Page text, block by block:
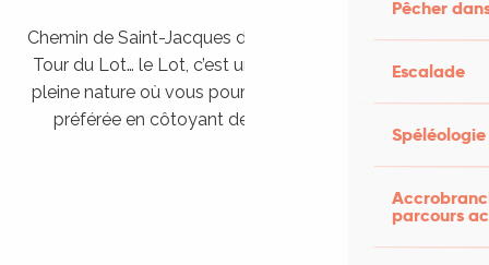
Pêcher
Escalade
Spéléologie
parcours
Chemin de Saint-Jacques de Compostelle, Véloroutes,
Tour du Lot… le Lot, c’est une véritable destination de
pleine nature où vous pourrez pratiquer votre activité
préférée en côtoyant des paysages grandioses.